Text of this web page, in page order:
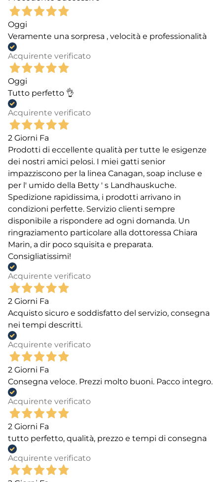
Oggi
Veramente una sorpresa , velocità e professionalità
Acquirente verificato
Oggi
Tutto perfetto 👌
Acquirente verificato
2 Giorni Fa
Prodotti di eccellente qualità per tutte le esigenze
dei nostri amici pelosi. I miei gatti senior
impazziscono per la linea Canagan, soap incluse e
per l' umido della Betty ' s Landhauskuche.
Spedizione rapidissima, i prodotti arrivano in
condizioni perfette. Servizio clienti sempre
disponibile a rispondere ad ogni domanda. Un
ringraziamento particolare alla dottoressa Chiara
Marin, a dir poco squisita e preparata.
Consigliatissimi!
Acquirente verificato
2 Giorni Fa
Acquisto sicuro e soddisfatto del servizio, consegna
nei tempi descritti.
Acquirente verificato
2 Giorni Fa
Consegna veloce. Prezzi molto buoni. Pacco integro.
Acquirente verificato
2 Giorni Fa
tutto perfetto, qualità, prezzo e tempi di consegna
Acquirente verificato